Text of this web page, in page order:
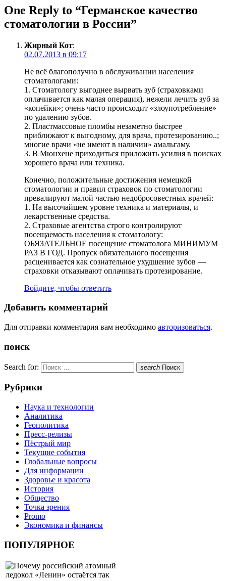
One Reply to “Германское качество
стоматологии в России”
Жирный Кот:
02.07.2013 в 09:17
Не всё благополучно в обслуживании населения
стоматологами:
1. Стоматологу выгоднее вырвать зуб (страховками
оплачивается как малая операция), нежели лечить зуб за
«копейки»; очень часто происходит «злоупотребление»
по удалению зубов.
2. Пластмассовые пломбы незаметно быстрее
приближают к выгодному, для врача, протезированию..;
многие врачи «не имеют в наличии» амальгаму.
3. В Мюнхене приходиться приложить усилия в поисках
хорошего врача или техника.
Конечно, положительные достижения немецкой
стоматологии и правил страховок по стоматологии
превалируют малой частью недобросовестных врачей:
1. На высочайшем уровне техника и материалы, и
лекарственные средства.
2. Страховые агентства строго контролируют
посещаемость населения к стоматологу:
ОБЯЗАТЕЛЬНОЕ посещение стоматолога МИНИМУМ
РАЗ В ГОД. Пропуск обязательного посещения
расценивается как сознательное ухудшение зубов —
страховки отказывают оплачивать протезирование.
Войдите, чтобы ответить
Добавить комментарий
Для отправки комментария вам необходимо авторизоваться.
поиск
Search for: search Поиск
Рубрики
Наука и технологии
Аналитика
Геополитика
Пресс-релизы
Пёстрый мир
Текущие события
Глобальные вопросы
Для информации
Здоровье и красота
История
Общество
Точка зрения
Promo
Экономика и финансы
ПОПУЛЯРНОЕ